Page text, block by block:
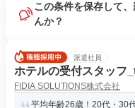
この条件を保存して
んか？
派遣社員
ホテルの受付スタッフ
FIDIA SOLUTIONS株式会社
平均年齢26歳！20代・30